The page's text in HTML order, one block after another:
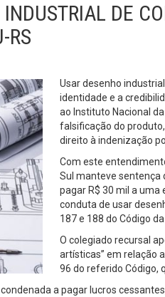
DE
RS
Usar desenho
identidade e a
ao Instituto Nacional
falsificação do
direito à indenização
Com este
Sul manteve sentença
pagar R$ 30 mil a
conduta de usar
187 e 188 do Código
O colegiado recursal
artísticas” em relação
96 do referido Código,
a pagar lucros